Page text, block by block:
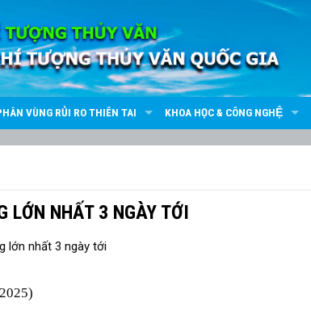
VÙNG RỦI RO THIÊN TAI KHOA HỌC & CÔNG NGHỆ
LỚN NHẤT 3 NGÀY TỚI